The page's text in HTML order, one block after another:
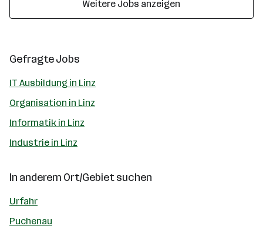
Weitere Jobs anzeigen
Gefragte Jobs
IT Ausbildung in Linz
Organisation in Linz
Informatik in Linz
Industrie in Linz
In anderem Ort/Gebiet suchen
Urfahr
Puchenau